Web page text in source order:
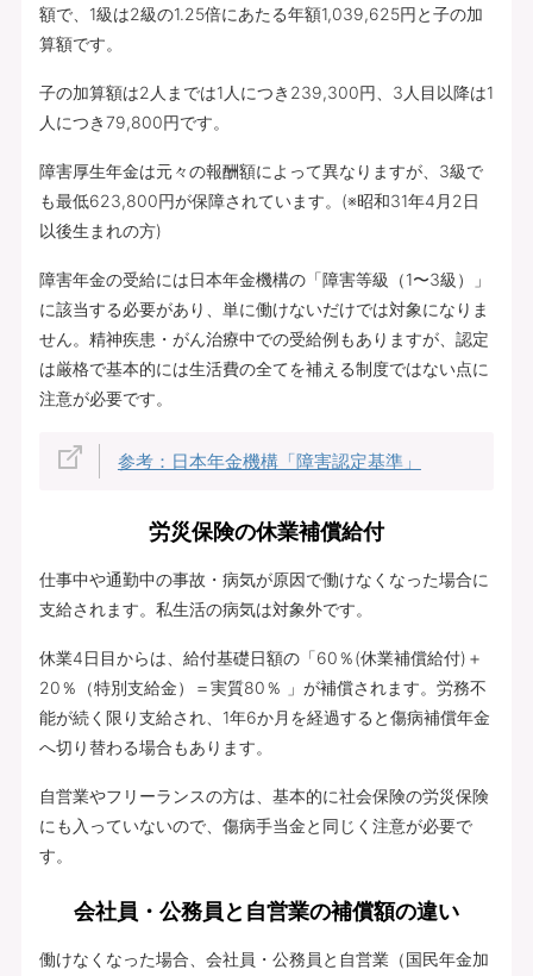
額で、1級は2級の1.25倍にあたる年額1,039,625円と子の加
算額です。
子の加算額は2人までは1人につき239,300円、3人目以降は1
人につき79,800円です。
障害厚生年金は元々の報酬額によって異なりますが、3級で
も最低623,800円が保障されています。(※昭和31年4月2日
以後生まれの方)
障害年金の受給には日本年金機構の「障害等級（1〜3級）」
に該当する必要があり、単に働けないだけでは対象になりま
せん。精神疾患・がん治療中での受給例もありますが、認定
は厳格で基本的には生活費の全てを補える制度ではない点に
注意が必要です。
参考：日本年金機構「障害認定基準」
労災保険の休業補償給付
仕事中や通勤中の事故・病気が原因で働けなくなった場合に
支給されます。私生活の病気は対象外です。
休業4日目からは、給付基礎日額の「60％(休業補償給付)＋
20％（特別支給金）＝実質80％ 」が補償されます。労務不
能が続く限り支給され、1年6か月を経過すると傷病補償年金
へ切り替わる場合もあります。
自営業やフリーランスの方は、基本的に社会保険の労災保険
にも入っていないので、傷病手当金と同じく注意が必要で
す。
会社員・公務員と自営業の補償額の違い
働けなくなった場合、会社員・公務員と自営業（国民年金加